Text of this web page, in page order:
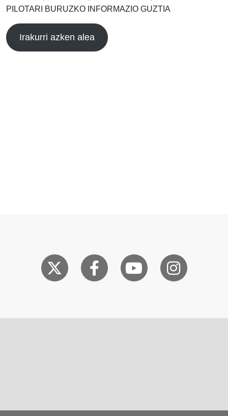
PILOTARI BURUZKO INFORMAZIO GUZTIA
Irakurri azken alea